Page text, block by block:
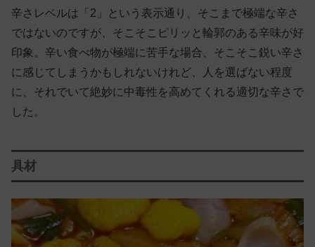
辛さレベルは「2」という表示通り、そこまで極端な辛さ
ではないのですが、そこそこピリッと輪郭のある辛味が好
印象。辛い食べ物が極端に苦手な場合、そこそこ鋭い辛さ
に感じてしまうかもしれないけれど、人を選ばない程度
に、それでいて絶妙に中毒性を高めてくれる適切な辛さで
した。
具材